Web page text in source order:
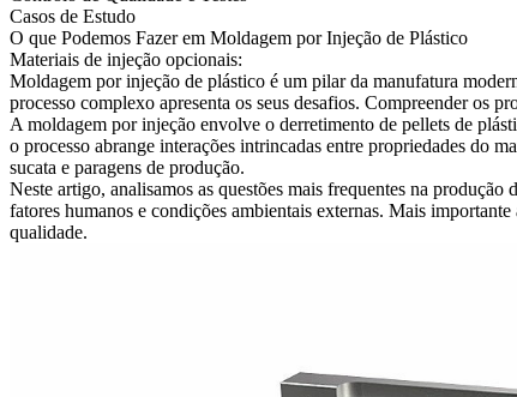
Casos de Estudo
O que Podemos Fazer em Moldagem por Injeção de Plástico
Materiais de injeção opcionais:
Moldagem por injeção de plástico é um pilar da manufatura
processo complexo apresenta os seus desafios. Compreender os
A moldagem por injeção envolve o derretimento de pellets de
o processo abrange interações intrincadas entre propriedades do
sucata e paragens de produção.
Neste artigo, analisamos as questões mais frequentes na
fatores humanos e condições ambientais externas. Mais
qualidade.